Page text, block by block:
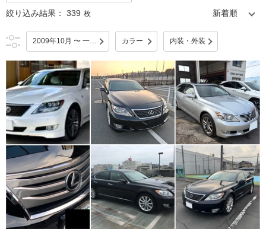
絞り込み結果： 339 枚
2009年10月 〜 一部改良 カラー 内装・外装